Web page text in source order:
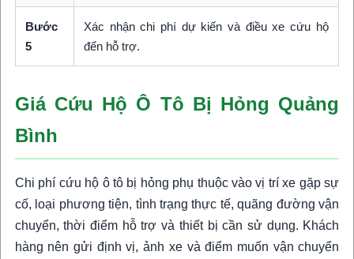
Bước
5
Xác nhận chi phí dự kiến và điều xe cứu hộ
đến hỗ trợ.
Giá Cứu Hộ Ô Tô Bị Hỏng Quảng
Bình
Chi phí cứu hộ ô tô bị hỏng phụ thuộc vào vị trí xe gặp sự
cố, loại phương tiện, tình trạng thực tế, quãng đường vận
chuyển, thời điểm hỗ trợ và thiết bị cần sử dụng. Khách
hàng nên gửi định vị, ảnh xe và điểm muốn vận chuyển